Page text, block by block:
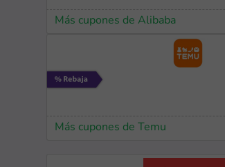
Más cupones de Alibaba
Más cupones de Temu